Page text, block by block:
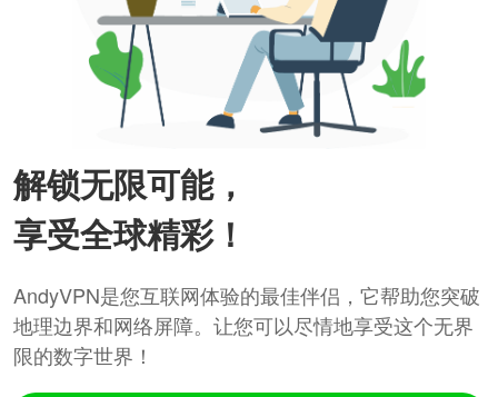
解锁无限可能，
享受全球精彩！
AndyVPN是您互联网体验的最佳伴侣，它帮助您突破
地理边界和网络屏障。让您可以尽情地享受这个无界
限的数字世界！